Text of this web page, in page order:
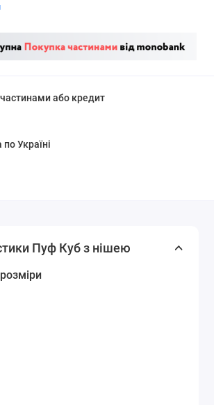
або кредит
Україні
Пуф Куб з нішею